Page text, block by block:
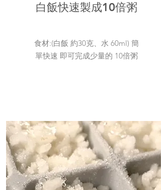
白飯快速製成10倍粥
食材:(白飯 約30克、水 60ml) 簡
單快速 即可完成少量的 10倍粥